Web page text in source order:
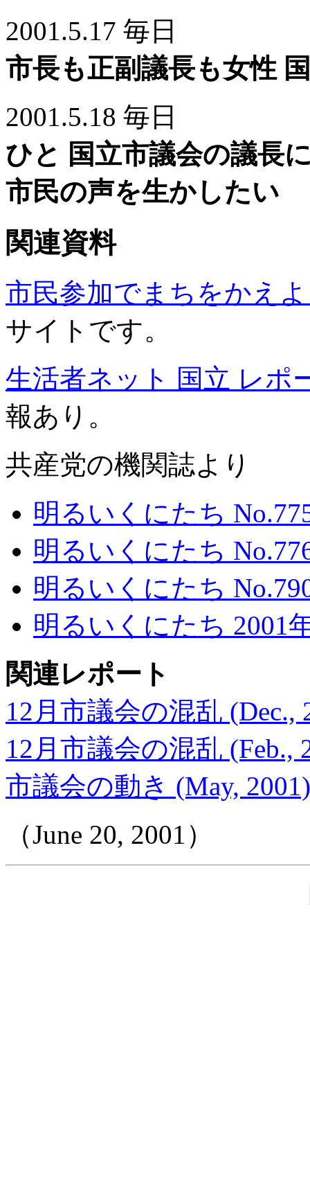
2001.5.17 毎日
市長も正副議長も女性
2001.5.18 毎日
ひと 国立市議会の議長
市民の声を生かしたい
関連資料
市民参加でまちをかえ
サイトです。
生活者ネット 国立 レポ
報あり。
共産党の機関誌より
明るいくにたち
明るいくにたち
明るいくにたち
明るいくにたち 2001
関連レポート
12月市議会の混乱 (Dec.,
12月市議会の混乱 (Feb.,
市議会の動き (May, 2001)
（June 20, 2001）